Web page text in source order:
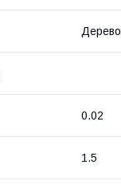
Дерево
0.02
1.5